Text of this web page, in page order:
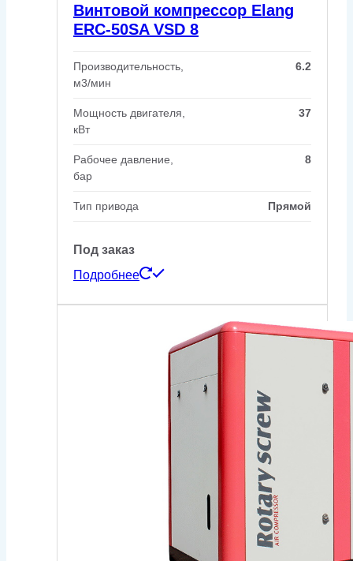
Винтовой компрессор Elang
ERC-50SA VSD 8
Производительность,
м3/мин
6.2
Мощность двигателя,
кВт
37
Рабочее давление,
бар
8
Тип привода Прямой
Под заказ
Подробнее